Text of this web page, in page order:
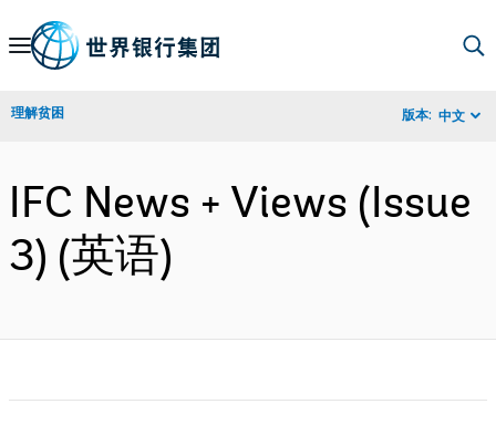
Skip
Navigation
理解贫困 版本: 中文
IFC News + Views (Issue
3) (英语)